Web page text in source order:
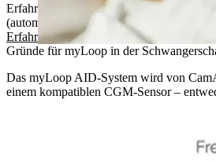
Erfahren Sie, wie Sie Typ-1-Diabetes
(automatisierte Insulindosierung) effektiv
Erfahren Sie mehr
Gründe für myLoop in der
Das myLoop AID-System wird von
einem kompatiblen CGM-Sensor –